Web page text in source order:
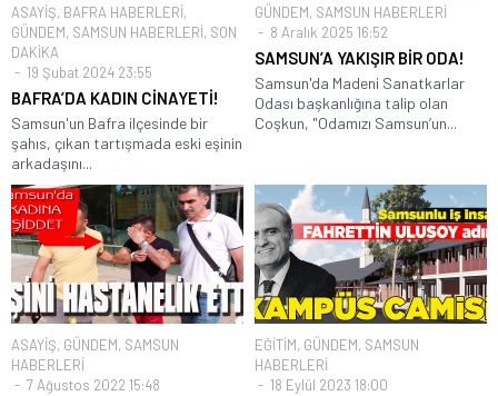
ASAYİŞ, BAFRA HABERLERİ,
GÜNDEM, SAMSUN HABERLERİ, SON
DAKİKA
19 Şubat 2024 23:55
BAFRA’DA KADIN CİNAYETİ!
Samsun'un Bafra ilçesinde bir
şahıs, çıkan tartışmada eski eşinin
arkadaşını...
GÜNDEM, SAMSUN HABERLERİ
8 Aralık 2025 16:52
SAMSUN’A YAKIŞIR BİR ODA!
Samsun'da Madeni Sanatkarlar
Odası başkanlığına talip olan
Coşkun, "Odamızı Samsun’un...
ASAYİŞ, GÜNDEM, SAMSUN
HABERLERİ
7 Ağustos 2022 15:48
EĞİTİM, GÜNDEM, SAMSUN
HABERLERİ
18 Eylül 2023 18:00